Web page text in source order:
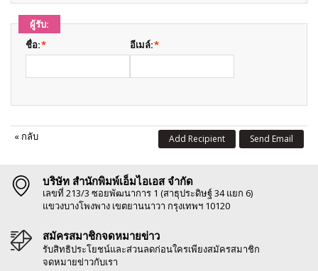
ผู้รับ:
*
ชื่อ: *
อีเมล์:
« กลับ Send Email
Add Recipient
บริษัท สำนักพิมพ์เอ็มไอเอส จำกัด
เลขที่ 213/3 ซอยพัฒนาการ 1 (สาธุประดิษฐ์ 34 แยก 6)
แขวงบางโพงพาง เขตยานนาวา กรุงเทพฯ 10120
สมัครสมาชิกจดหมายข่าว
รับสิทธิประโยชน์และส่วนลดก่อนใครเพียงสมัครสมาชิก
จดหมายข่าวกับเรา